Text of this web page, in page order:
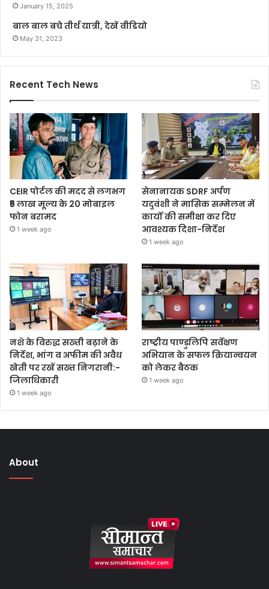
January 15, 2025
बाल बाल बचे तीर्थ यात्री, देखें वीडियो
May 31, 2023
Recent Tech News
CEIR पोर्टल की मदद से लगभग
₹5 लाख मूल्य के 20 मोबाइल
फोन बरामद
1 week ago
सेनानायक SDRF अर्पण
यदुवंशी ने मासिक सम्मेलन में
कार्यों की समीक्षा कर दिए
आवश्यक दिशा-निर्देश
1 week ago
नशे के विरुद्ध सख्ती बढ़ाने के
निर्देश, भांग व अफीम की अवैध
खेती पर रखें सख्त निगरानी:-
जिलाधिकारी
1 week ago
राष्ट्रीय पाण्डुलिपि सर्वेक्षण
अभियान के सफल क्रियान्वयन
को लेकर बैठक
1 week ago
About